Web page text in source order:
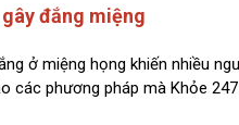
đắng miệng
ở miệng họng khiến nhiều
các phương pháp mà Khỏe